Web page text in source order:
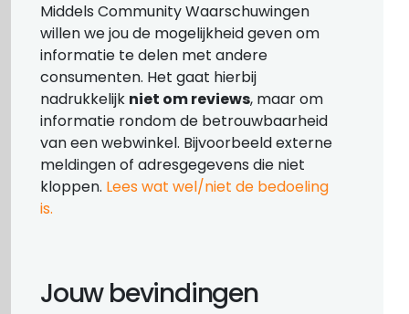
Middels Community Waarschuwingen
willen we jou de mogelijkheid geven om
informatie te delen met andere
consumenten. Het gaat hierbij
nadrukkelijk niet om reviews, maar om
informatie rondom de betrouwbaarheid
van een webwinkel. Bijvoorbeeld externe
meldingen of adresgegevens die niet
kloppen. Lees wat wel/niet de bedoeling
is.
Jouw bevindingen